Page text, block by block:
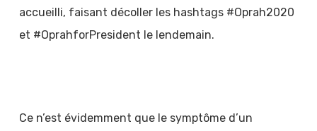
accueilli, faisant décoller les hashtags #Oprah2020
et #OprahforPresident le lendemain.
Ce n’est évidemment que le symptôme d’un